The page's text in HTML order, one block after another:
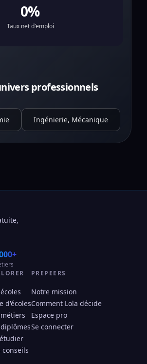
0%
Taux net d'emploi
professionnels
Ingénierie, Mécanique
d'écoles
diplômes
conseils
PREPEERS
Notre mission
Comment Lola décide
Espace pro
Se connecter